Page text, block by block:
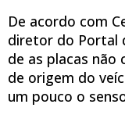
De acordo com
diretor do Portal
de as placas não
de origem do
um pouco o